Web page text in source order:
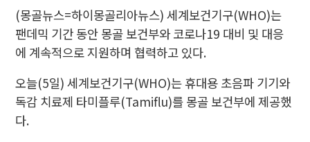
(몽골뉴스=하이몽골리아뉴스) 세계보건기구(WHO)는
팬데믹 기간 동안 몽골 보건부와 코로나19 대비 및 대응
에 계속적으로 지원하며 협력하고 있다.
오늘(5일) 세계보건기구(WHO)는 휴대용 초음파 기기와
독감 치료제 타미플루(Tamiflu)를 몽골 보건부에 제공했
다.